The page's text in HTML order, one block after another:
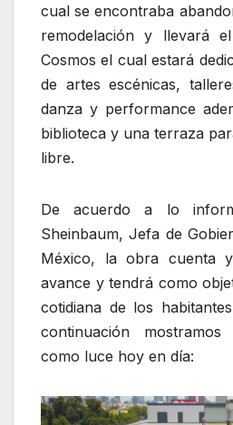
cual se encontraba
remodelación y llevará
Cosmos el cual estará
de artes escénicas,
danza y performance
biblioteca y una terraza
libre.
De acuerdo a lo
Sheinbaum, Jefa de
México, la obra cuenta
avance y tendrá como
cotidiana de los
continuación
como luce hoy en día: